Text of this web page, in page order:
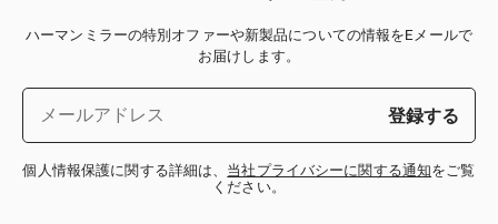
ハーマンミラーの特別オファーや新製品についての情報をEメールで
お届けします。
登録する
個人情報保護に関する詳細は、 当社プライバシーに関する通知をご覧
ください。